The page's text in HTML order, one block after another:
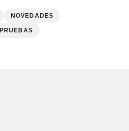
NOVEDADES
PRUEBAS